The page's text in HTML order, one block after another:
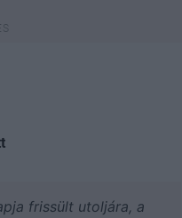
frissült utoljára, a